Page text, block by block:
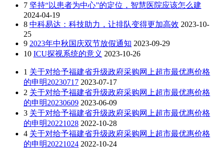
7 坚持“以患者为中心”的定位，智慧医院应该怎么建
2024-04-19
8 中科易达：科技助力，让排队变得更加高效 2023-10-
25
9 2023年中秋国庆双节放假通知 2023-09-29
10 ICU探视系统的意义 2023-10-26
1 关于对给予福建省升级政府采购网上超市最优惠价格
的申明20230717 2023-07-17
2 关于对给予福建省升级政府采购网上超市最优惠价格
的申明20230609 2023-06-09
3 关于对给予福建省升级政府采购网上超市最优惠价格
的申明20221028 2022-10-28
4 关于对给予福建省升级政府采购网上超市最优惠价格
的申明20221024 2022-10-24